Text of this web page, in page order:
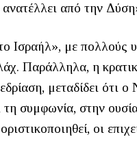
από την
Ισραήλ», με πολλούς
Παράλληλα, η
μεταδίδει ότι ο
συμφωνία, στην
οι